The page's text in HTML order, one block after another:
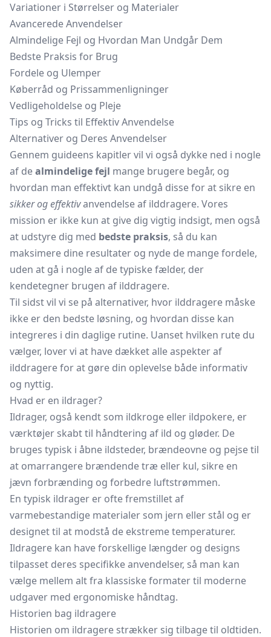
Variationer i Størrelser og Materialer
Avancerede Anvendelser
Almindelige Fejl og Hvordan Man Undgår Dem
Bedste Praksis for Brug
Fordele og Ulemper
Køberråd og Prissammenligninger
Vedligeholdelse og Pleje
Tips og Tricks til Effektiv Anvendelse
Alternativer og Deres Anvendelser
Gennem guideens kapitler vil vi også dykke ned i nogle
af dealmindelige fejl mange brugere begår, og
hvordan man effektivt kan undgå disse for at sikre en
sikker og effektivanvendelse af ilddragere. Vores
mission er ikke kun at give dig vigtig indsigt, men også
at udstyre dig med bedste praksis, så du kan
maksimere dine resultater og nyde de mange fordele,
uden at gå i nogle af de typiske fælder, der
kendetegner brugen af ilddragere.
Til sidst vil vi se på alternativer, hvor ilddragere måske
ikke er den bedste løsning, og hvordan disse kan
integreres i din daglige rutine. Uanset hvilken rute du
vælger, lover vi at have dækket alle aspekter af
ilddragere for at gøre din oplevelse både informativ
og nyttig.
Hvad er en ildrager?
Ildrager, også kendt som ildkroge eller ildpokere, er
værktøjer skabt til håndtering af ild og gløder. De
bruges typisk i åbne ildsteder, brændeovne og pejse til
at omarrangere brændende træ eller kul, sikre en
jævn forbrænding og forbedre luftstrømmen.
En typisk ildrager er ofte fremstillet af
varmebestandige materialer som jern eller stål og er
designet til at modstå de ekstreme temperaturer.
Ildragere kan have forskellige længder og designs
tilpasset deres specifikke anvendelser, så man kan
vælge mellem alt fra klassiske formater til moderne
udgaver med ergonomiske håndtag.
Historien bag ildragere
Historien om ildragere strækker sig tilbage til oldtiden.